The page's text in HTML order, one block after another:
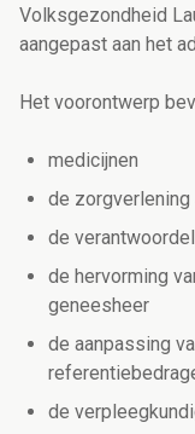
Volksgezondheid
aangepast aan het
Het voorontwerp
medicijnen
de zorgverlening
de
de hervorming
geneesheer
de aanpassing
de